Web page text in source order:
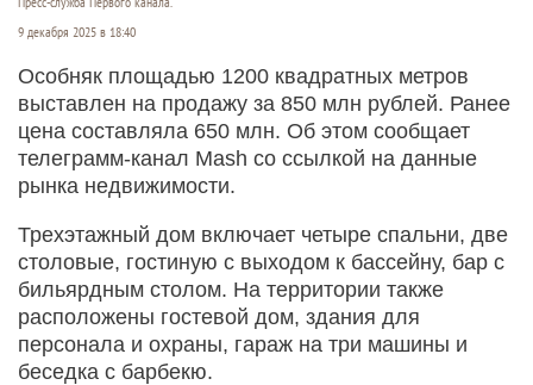
9 декабря 2025 в 18:40
Особняк площадью 1200 квадратных метров
выставлен на продажу за 850 млн рублей. Ранее
цена составляла 650 млн. Об этом сообщает
телеграмм-канал Mash со ссылкой на данные
рынка недвижимости.
Трехэтажный дом включает четыре спальни, две
столовые, гостиную с выходом к бассейну, бар с
бильярдным столом. На территории также
расположены гостевой дом, здания для
персонала и охраны, гараж на три машины и
беседка с барбекю.